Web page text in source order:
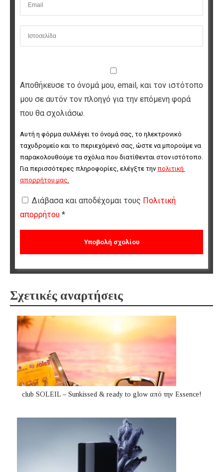
Αποθήκευσε το όνομά μου, email, και τον ιστότοπο
μου σε αυτόν τον πλοηγό για την επόμενη φορά
που θα σχολιάσω.
Αυτή η φόρμα συλλέγει το όνομά σας, το ηλεκτρονικό
ταχυδρομείο και το περιεχόμενό σας, ώστε να μπορούμε να
παρακολουθούμε τα σχόλια που διατίθενται στον ιστότοπο.
Για περισσότερες πληροφορίες, ελέγξτε την πολιτική
απορρήτου μας
Διάβασα και αποδέχομαι τους Πολιτική
απορρήτου *
Σχετικές αναρτήσεις
club SOLEIL – Sunkissed & ready to glow από την Essence!